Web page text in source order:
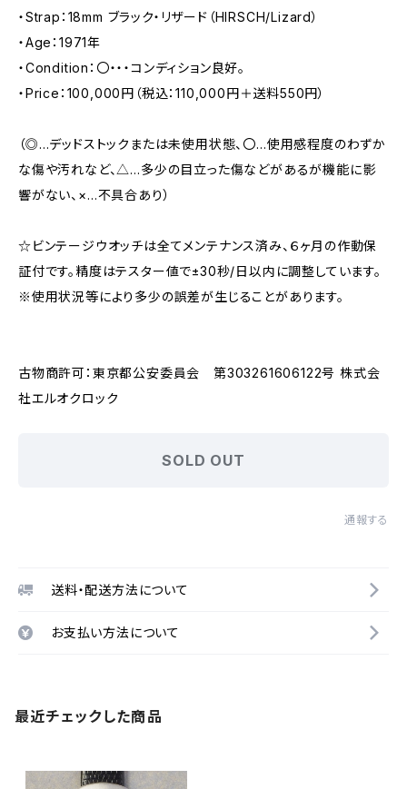
・Strap：18mm ブラック・リザード（HIRSCH/Lizard）
・Age：1971年
・Condition：〇・・・コンディション良好。
・Price：100,000円（税込：110,000円＋送料550円）
（◎…デッドストックまたは未使用状態、〇…使用感程度のわずか
な傷や汚れなど、△…多少の目立った傷などがあるが機能に影
響がない、×…不具合あり）
☆ビンテージウオッチは全てメンテナンス済み、６ヶ月の作動保
証付です。精度はテスター値で±30秒/日以内に調整しています。
※使用状況等により多少の誤差が生じることがあります。
古物商許可：東京都公安委員会 第303261606122号 株式会
社エルオクロック
SOLD OUT
通報する
送料・配送方法について
お支払い方法について
最近チェックした商品